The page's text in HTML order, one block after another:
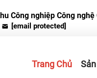
Công nghiệp Công
[email protected]
Trang Chủ